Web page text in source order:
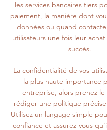
les services bancaires tiers
paiement, la manière dont
données ou quand
utilisateurs une fois leur
succès.
La confidentialité de vos
la plus haute importance
entreprise, alors prenez
rédiger une politique
Utilisez un langage simple
confiance et assurez-vous